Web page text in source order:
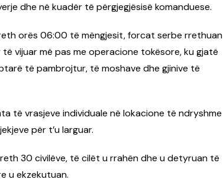
dhe në kuadër të përgjegjësisë komanduese.
orës 06:00 të mëngjesit, forcat serbe rrethuan
vijuar më pas me operacione tokësore, ku gjatë
të pambrojtur, të moshave dhe gjinive të
të vrasjeve individuale në lokacione të ndryshme
për t’u larguar.
30 civilëve, të cilët u rrahën dhe u detyruan të
u ekzekutuan.